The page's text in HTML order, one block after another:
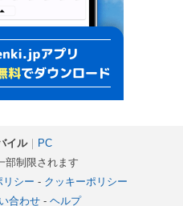
イル｜
PC
部制限されます
リシー - クッキーポリシー
合わせ- ヘルプ